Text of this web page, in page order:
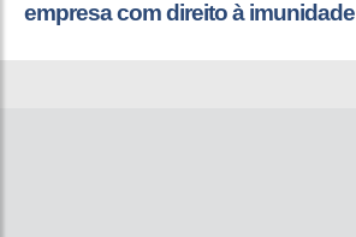
empresa com direito à imunidade